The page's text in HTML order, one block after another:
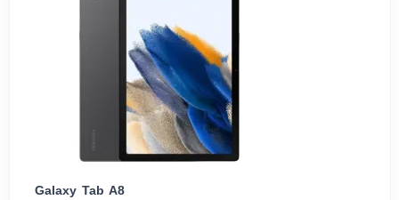
Galaxy Tab A8